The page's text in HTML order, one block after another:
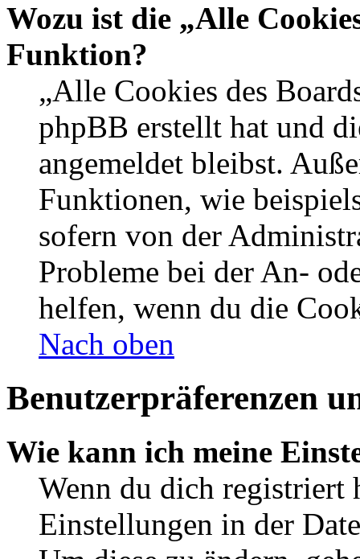
Wozu ist die „Alle
Funktion?
„Alle Cookies des
phpBB erstellt hat und
angemeldet bleibst.
Funktionen, wie
sofern von der
Probleme bei der An-
helfen, wenn du die
Nach oben
Benutzerpräferenzen
Wie kann ich meine
Wenn du dich registriert
Einstellungen in der